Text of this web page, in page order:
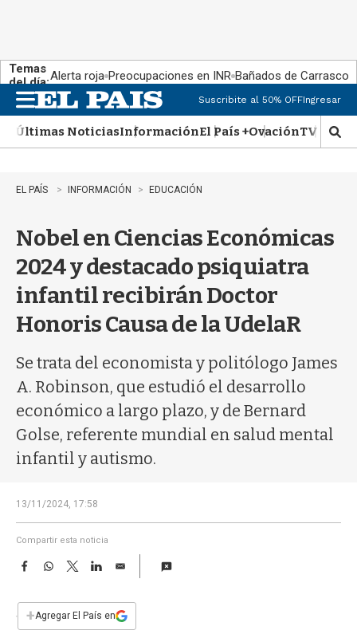
Temas
del día:Alerta roja Preocupaciones en INR Bañados de Carrasco
n
u
Suscribite al 50% OFFIngresar
Últimas NoticiasInformaciónEl País +OvaciónTV Show
M
o
a
EL PAÍS INFORMACIÓN EDUCACIÓN
Nobel en Ciencias Económicas
2024 y destacado psiquiatra
infantil recibirán Doctor
Honoris Causa de la UdelaR
Se trata del economista y politólogo James
A. Robinson, que estudió el desarrollo
económico a largo plazo, y de Bernard
Golse, referente mundial en salud mental
infantil y autismo.
13/11/2024, 17:58
Compartir esta noticia
F
e
b
W
s
T
w
t
L
E
i
l
+Agregar El País en